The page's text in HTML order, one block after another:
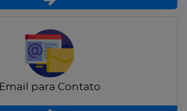
Email para Contato